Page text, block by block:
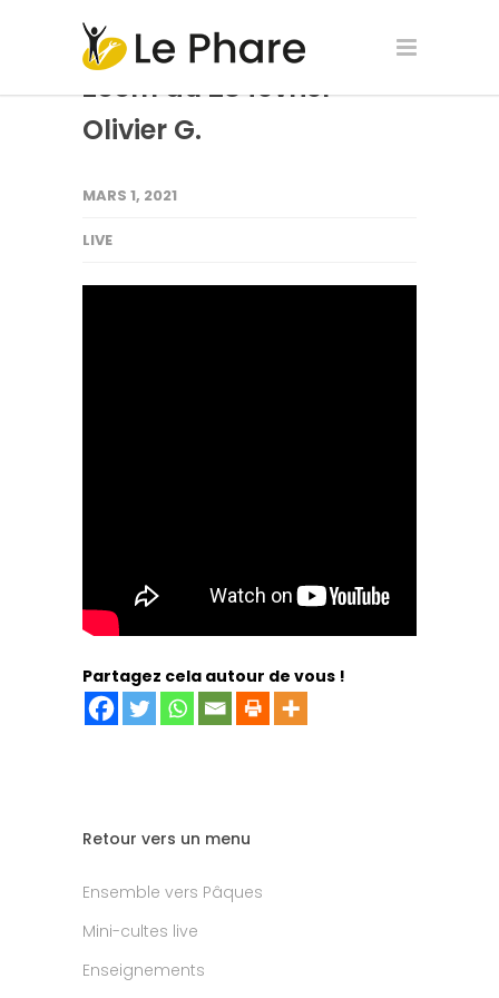
Zoom du 28 février –
Olivier G.
MARS 1, 2021
LIVE
Partagez cela autour de vous !
Retour vers un menu
Ensemble vers Pâques
Mini-cultes live
Enseignements